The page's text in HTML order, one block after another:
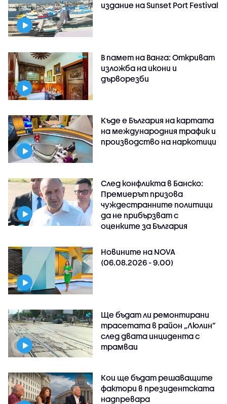
издание на Sunset Port Festival
В памет на Ванга: Откриват
изложба на икони и
дърворезби
Къде е България на картата
на международния трафик и
производство на наркотици
След конфликта в Банско:
Премиерът призова
чуждестранните политици
да не прибързват с
оценките за България
Новините на NOVA
(06.08.2026 - 9.00)
Ще бъдат ли ремонтирани
трасетата в район „Люлин”
след двата инцидента с
трамваи
Кои ще бъдат решаващите
фактори в президентската
надпревара